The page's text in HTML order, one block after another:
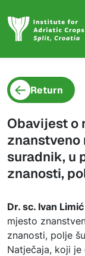
Return
Obavijest o
znanstveno
suradnik, u
znanosti,
Dr. sc. Ivan Limić
mjesto
znanosti, polje
Natječaja, koji